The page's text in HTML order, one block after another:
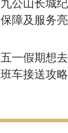
九公山长城
保障及服务
五一假期想
班车接送攻略